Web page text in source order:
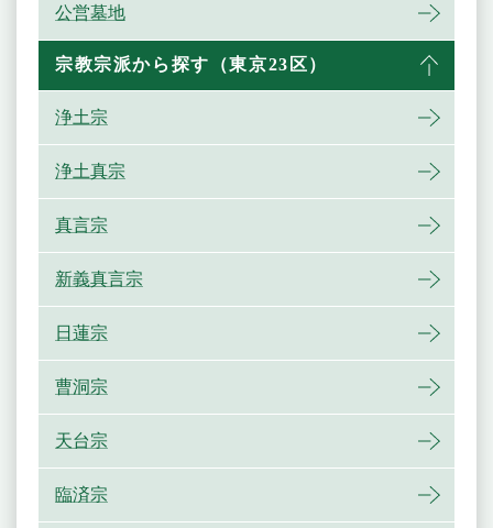
公営墓地
宗教宗派から探す（東京23区）
浄土宗
浄土真宗
真言宗
新義真言宗
日蓮宗
曹洞宗
天台宗
臨済宗